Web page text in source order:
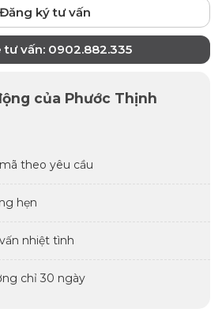
Đăng ký tư vấn
tư vấn: 0902.882.335
của Phước Thịnh
theo yêu cầu
hẹn
nhiệt tình
chỉ 30 ngày